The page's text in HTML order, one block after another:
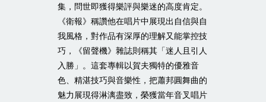
集，問世即獲得樂評與樂迷的高度肯定。
《衛報》稱讚他在唱片中展現出自信與自
我風格，對作品有深厚的理解又能掌控技
巧，《留聲機》雜誌則稱其「迷人且引人
入勝」。這套專輯以賀夫獨特的優雅音
色、精湛技巧與音樂性，把蕭邦圓舞曲的
魅力展現得淋漓盡致，榮獲當年音叉唱片